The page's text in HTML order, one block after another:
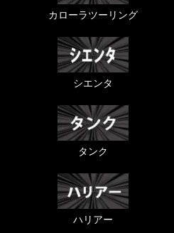
カローラツーリング
シエンタ
タンク
ハリアー